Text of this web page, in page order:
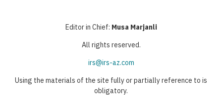
Editor in Chief: Musa Marjanli
All rights reserved.
irs@irs-az.com
Using the materials of the site fully or partially reference to is
obligatory.